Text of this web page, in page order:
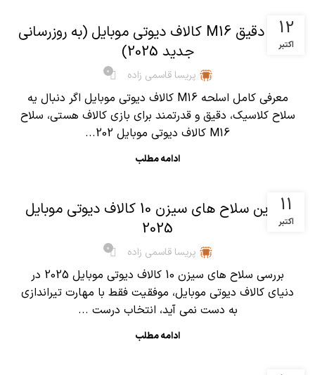
12
اکتبر
آنالیز دقیق M16 کالاف دیوتی موبایل (به روزرسانی
جدید 2025)
پریسا قاسمی زاده 0
معرفی کامل اسلحه M16 کالاف دیوتی موبایل اگر دنبال یه
سلاح کلاسیک، دقیق و قدرتمند برای بازی کالاف هستی، سلاح
M16 کالاف دیوتی موبایل 202...
ادامه مطلب
11
اکتبر
بهترین سلاح های سیزن 10 کالاف دیوتی موبایل
2025
پریسا قاسمی زاده 0
بررسی سلاح های سیزن 10 کالاف دیوتی موبایل 2025 در
دنیای کالاف دیوتی موبایل، موفقیت فقط با مهارت تیراندازی
به دست نمی آید، انتخاب درست ...
ادامه مطلب